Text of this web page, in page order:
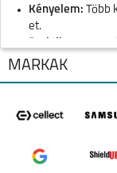
Kényelem: Több
et.
köszönhetően
MÁRKÁK